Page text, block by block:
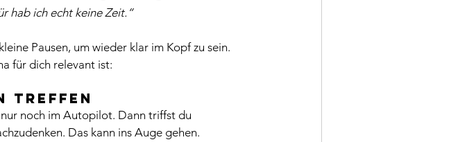
hab ich echt keine Zeit.“
Pausen, um wieder klar im Kopf zu sein.
für dich relevant ist:
treffen
noch im Autopilot. Dann triffst du
Das kann ins Auge gehen.